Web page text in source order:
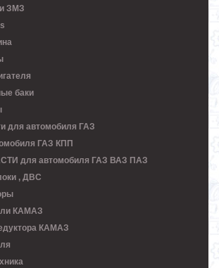
ЗМЗ
баки
для автомобиля ГАЗ
ГАЗ КПП
для автомобиля ГАЗ ВАЗ ПАЗ
, ДВС
КАМАЗ
КАМАЗ